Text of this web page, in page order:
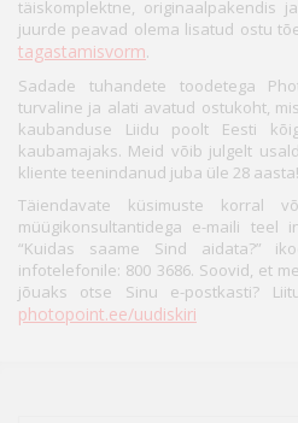
täiskomplektne, originaalpakendis
juurde peavad olema lisatud ostu
tagastamisvorm.
Sadade tuhandete toodetega
turvaline ja alati avatud ostukoht,
kaubanduse Liidu poolt Eesti
kaubamajaks. Meid võib julgelt
kliente teenindanud juba üle 28 aasta!
Täiendavate küsimuste korral
müügikonsultantidega e-maili teel
“Kuidas saame Sind aidata?”
infotelefonile: 800 3686. Soovid, et
jõuaks otse Sinu e-postkasti?
photopoint.ee/uudiskiri